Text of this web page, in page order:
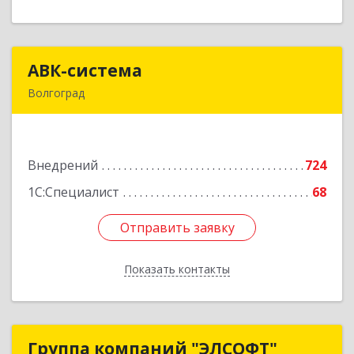
АВК-система
Волгоград
Внедрений
724
1С:Специалист
68
Отправить заявку
Показать контакты
Подробнее
Отправить заявку
Назад
Группа компаний "ЭЛСОФТ"
Группа компаний "ЭЛСОФТ"